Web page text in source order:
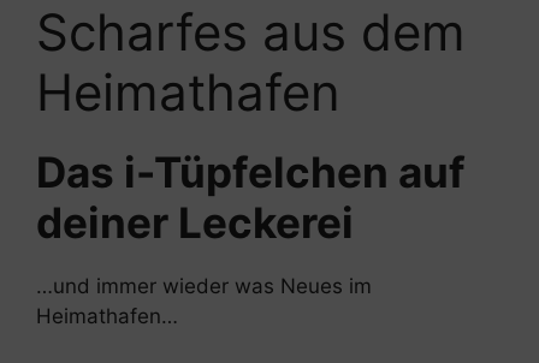
Scharfes aus dem
Heimathafen
Das i-Tüpfelchen auf
deiner Leckerei
…und immer wieder was Neues im
Heimathafen…